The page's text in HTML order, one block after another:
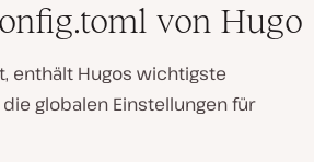
von Hugo
enthält Hugos wichtigste
globalen Einstellungen für